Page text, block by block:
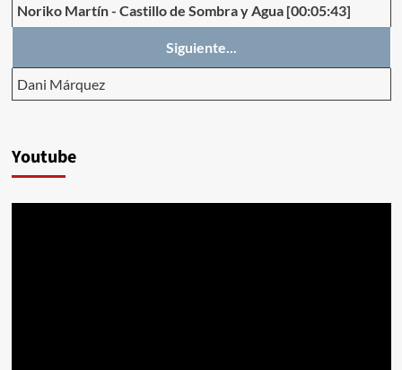
Noriko Martín- Castillo de Sombra y Agua [00:05:43]
Siguiente...
Dani Márquez
Youtube